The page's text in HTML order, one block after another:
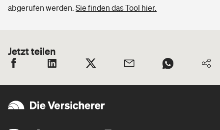
abgerufen werden. Sie finden das Tool hier.
Jetzt teilen